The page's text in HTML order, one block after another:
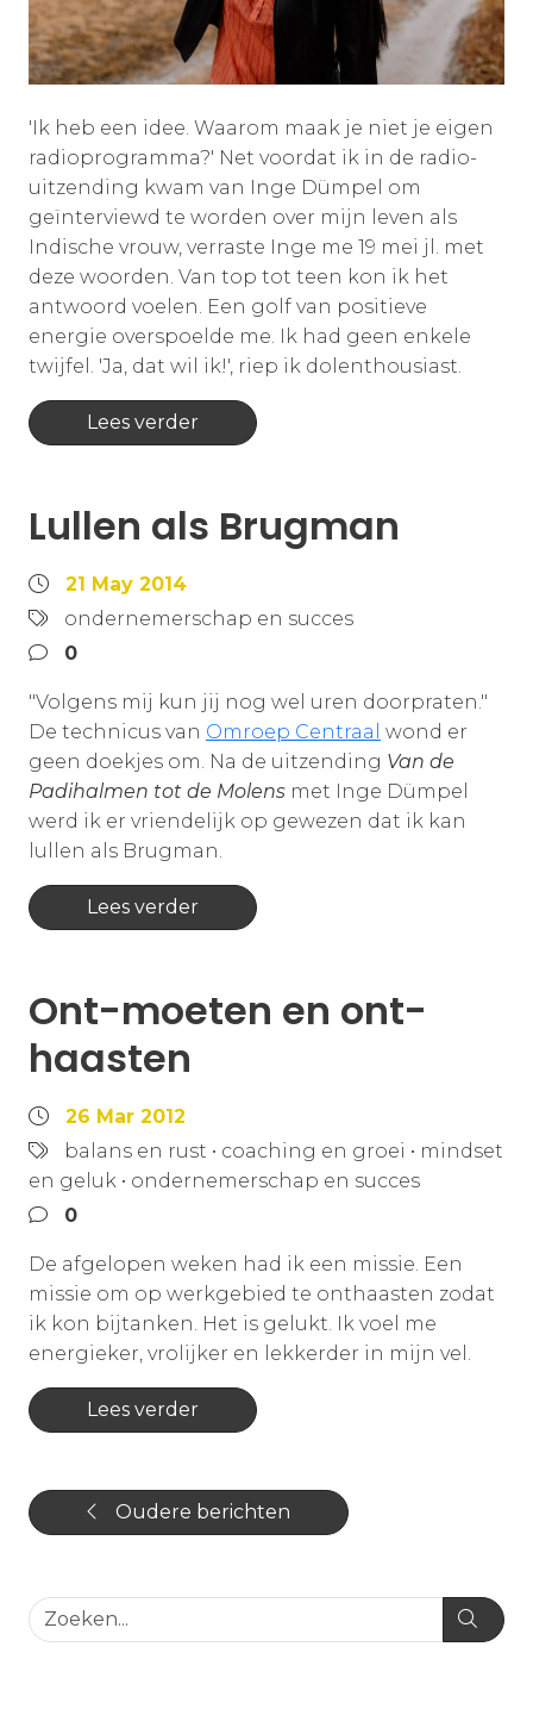
'Ik heb een idee. Waarom maak je niet je eigen
radioprogramma?' Net voordat ik in de radio-
uitzending kwam van Inge Dümpel om
geïnterviewd te worden over mijn leven als
Indische vrouw, verraste Inge me 19 mei jl. met
deze woorden. Van top tot teen kon ik het
antwoord voelen. Een golf van positieve
energie overspoelde me. Ik had geen enkele
twijfel. 'Ja, dat wil ik!', riep ik dolenthousiast.
Lees verder
Lullen als Brugman
21 May 2014
ondernemerschap en succes
0
"Volgens mij kun jij nog wel uren doorpraten."
De technicus van Omroep Centraal wond er
geen doekjes om. Na de uitzending Van de
Padihalmen tot de Molens met Inge Dümpel
werd ik er vriendelijk op gewezen dat ik kan
lullen als Brugman.
Lees verder
Ont-moeten en ont-
haasten
26 Mar 2012
balans en rust • coaching en groei • mindset
en geluk • ondernemerschap en succes
0
De afgelopen weken had ik een missie. Een
missie om op werkgebied te onthaasten zodat
ik kon bijtanken. Het is gelukt. Ik voel me
energieker, vrolijker en lekkerder in mijn vel.
Lees verder
Oudere berichten